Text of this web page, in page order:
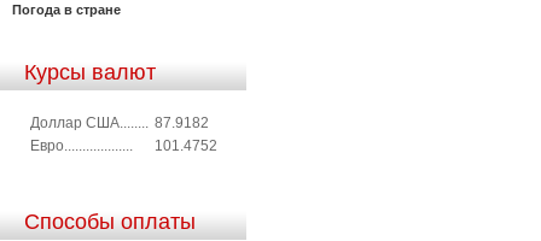
Погода в стране
Курсы валют
Доллар США........ 87.9182
Евро...................
101.4752
Способы оплаты